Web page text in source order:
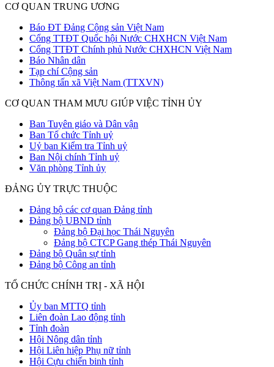
CƠ QUAN TRUNG ƯƠNG
Báo ĐT Đảng Cộng sản Việt Nam
Cổng TTĐT Quốc hội Nước CHXHCN Việt Nam
Cổng TTĐT Chính phủ Nước CHXHCN Việt Nam
Báo Nhân dân
Tạp chí Cộng sản
Thông tấn xã Việt Nam (TTXVN)
CƠ QUAN THAM MƯU GIÚP VIỆC TỈNH ỦY
Ban Tuyên giáo và Dân vận
Ban Tổ chức Tỉnh uỷ
Uỷ ban Kiểm tra Tỉnh uỷ
Ban Nội chính Tỉnh uỷ
Văn phòng Tỉnh ủy
ĐẢNG ỦY TRỰC THUỘC
Đảng bộ các cơ quan Đảng tỉnh
Đảng bộ UBND tỉnh
Đảng bộ Đại học Thái Nguyên
Đảng bộ CTCP Gang thép Thái Nguyên
Đảng bộ Quân sự tỉnh
Đảng bộ Công an tỉnh
TỔ CHỨC CHÍNH TRỊ - XÃ HỘI
Ủy ban MTTQ tỉnh
Liên đoàn Lao động tỉnh
Tỉnh đoàn
Hội Nông dân tỉnh
Hội Liên hiệp Phụ nữ tỉnh
Hội Cựu chiến binh tỉnh